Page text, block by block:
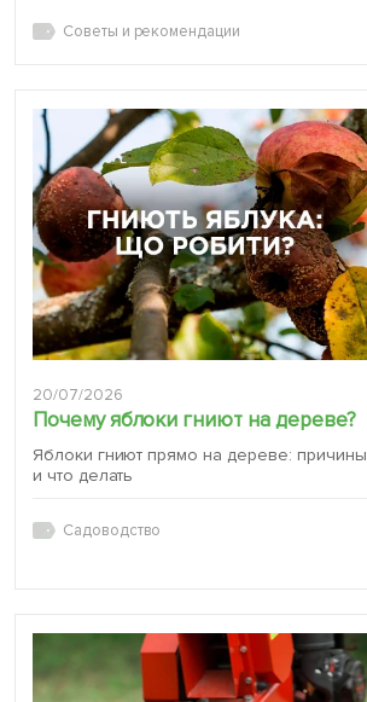
Советы и рекомендации
20/07/2026
Почему яблоки гниют на дереве?
Яблоки гниют прямо на дереве: причины
и что делать
Садоводство